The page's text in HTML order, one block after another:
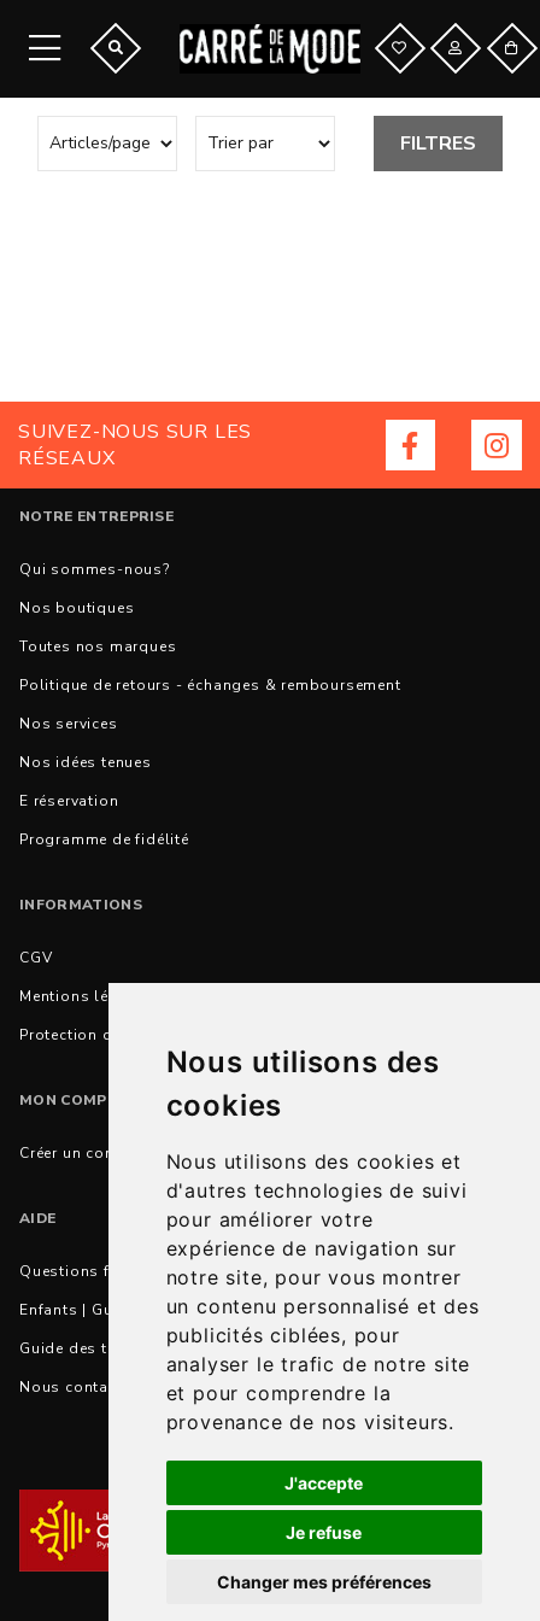
Nous utilisons des
cookies
Nous utilisons des cookies et
d'autres technologies de suivi
pour améliorer votre
expérience de navigation sur
notre site, pour vous montrer
un contenu personnalisé et des
publicités ciblées, pour
analyser le trafic de notre site
et pour comprendre la
provenance de nos visiteurs.
J'accepte
Je refuse
Changer mes préférences
FILTRES
SUIVEZ-NOUS SUR LES
RÉSEAUX
NOTRE ENTREPRISE
Qui sommes-nous?
Nos boutiques
Toutes nos marques
Politique de retours - échanges & remboursement
Nos services
Nos idées tenues
E réservation
Programme de fidélité
INFORMATIONS
CGV
Mentions légales
Protection des données personnelles
MON COMPTE
Créer un compte
AIDE
Questions fréquentes
Enfants | Guide des tailles et conseils
Guide des tailles et correspondances
Nous contacter